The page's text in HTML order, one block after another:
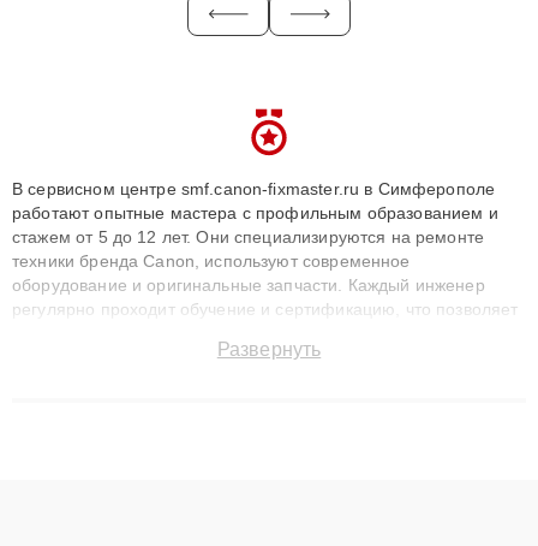
В сервисном центре smf.canon-fixmaster.ru в Симферополе
работают опытные мастера с профильным образованием и
стажем от 5 до 12 лет. Они специализируются на ремонте
техники бренда Canon, используют современное
оборудование и оригинальные запчасти. Каждый инженер
регулярно проходит обучение и сертификацию, что позволяет
технику с сохранением гарантии до 3 лет. Наши мастера
Развернуть